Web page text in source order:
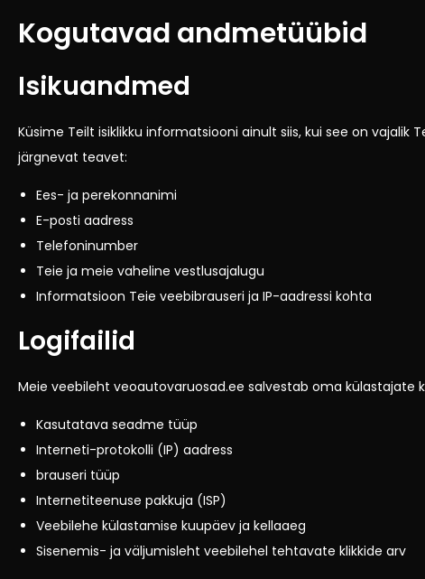
Kogutavad andmetüübid
Isikuandmed
Küsime Teilt isiklikku informatsiooni ainult siis, kui see on
järgnevat teavet:
Ees- ja perekonnanimi
E-posti aadress
Telefoninumber
Teie ja meie vaheline vestlusajalugu
Informatsioon Teie veebibrauseri ja IP-aadressi kohta
Logifailid
Meie veebileht veoautovaruosad.ee salvestab oma külastajate
Kasutatava seadme tüüp
Interneti-protokolli (IP) aadress
brauseri tüüp
Internetiteenuse pakkuja (ISP)
Veebilehe külastamise kuupäev ja kellaaeg
Sisenemis- ja väljumisleht veebilehel tehtavate klikkide arv